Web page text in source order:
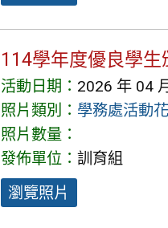
114學年度優良學生
活動日期： 2026 年 04
照片類別： 學務處活動
照片數量：
發佈單位： 訓育組
瀏覽照片